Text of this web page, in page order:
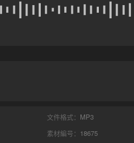
文件格式： MP3
素材編号： 18675